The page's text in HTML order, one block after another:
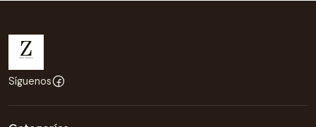
Síguenos